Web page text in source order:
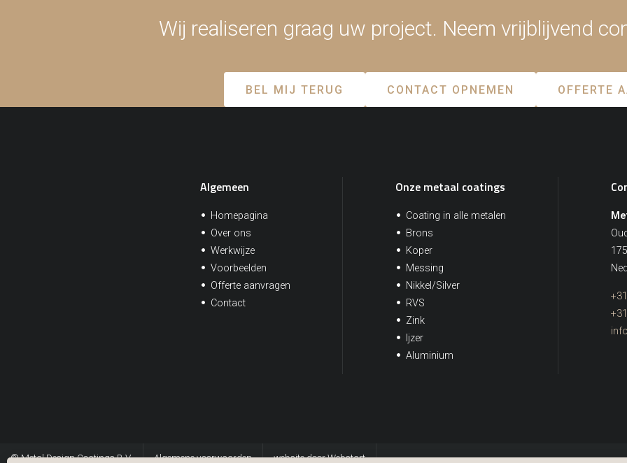
Wij realiseren graag uw project. Neem vrijblijvend
BEL MIJ TERUG CONTACT OPNEMEN OFFERTE
Algemeen
Homepagina
Over ons
Werkwijze
Voorbeelden
Offerte aanvragen
Contact
Onze metaal coatings
Coating in alle metalen
Brons
Koper
Messing
Nikkel/Silver
RVS
Zink
Ijzer
Aluminium
© Metal Design Coatings B.V. Algemene voorwaarden website door Webstart